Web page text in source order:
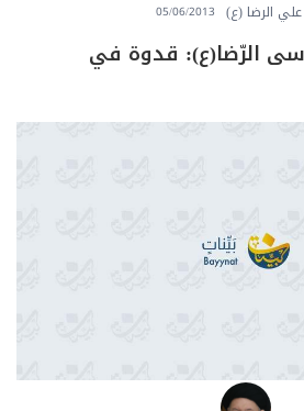
علي الرضا (ع) 05/06/2013
الرّضا(ع): قدوة في